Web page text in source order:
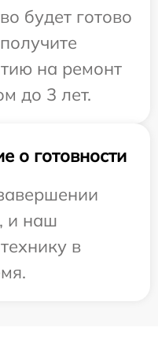
будет готово
на ремонт
до 3 лет.
о готовности
и наш
в